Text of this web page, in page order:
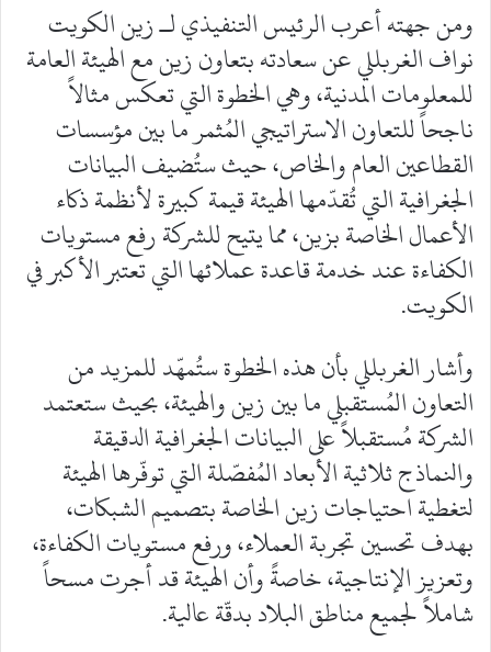
ومن جهته أعرب الرئيس التنفيذي لـ زين الكويت
نواف الغربللي عن سعادته بتعاون زين مع الهيئة العامة
للمعلومات المدنية، وهي الخطوة التي تعكس مثالاً
ناجحاً للتعاون الاستراتيجي المُثمر ما بين مؤسسات
القطاعين العام والخاص، حيث ستُضيف البيانات
الجغرافية التي تُقدّمها الهيئة قيمة كبيرة لأنظمة ذكاء
الأعمال الخاصة بزين، مما يتيح للشركة رفع مستويات
الكفاءة عند خدمة قاعدة عملائها التي تعتبر الأكبر في
الكويت.
وأشار الغربللي بأن هذه الخطوة ستُمهّد للمزيد من
التعاون المُستقبلي ما بين زين والهيئة، بحيث ستعتمد
الشركة مُستقبلاً على البيانات الجغرافية الدقيقة
والنماذج ثلاثية الأبعاد المُفصّلة التي توفّرها الهيئة
لتغطية احتياجات زين الخاصة بتصميم الشبكات،
بهدف تحسين تجربة العملاء، ورفع مستويات الكفاءة،
وتعزيز الإنتاجية، خاصةً وأن الهيئة قد أجرت مسحاً
شاملاً لجميع مناطق البلاد بدقّة عالية.